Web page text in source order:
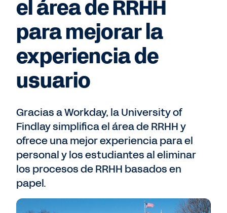
el área de RRHH
para mejorar la
experiencia de
usuario
Gracias a Workday, la University of
Findlay simplifica el área de RRHH y
ofrece una mejor experiencia para el
personal y los estudiantes al eliminar
los procesos de RRHH basados en
papel.